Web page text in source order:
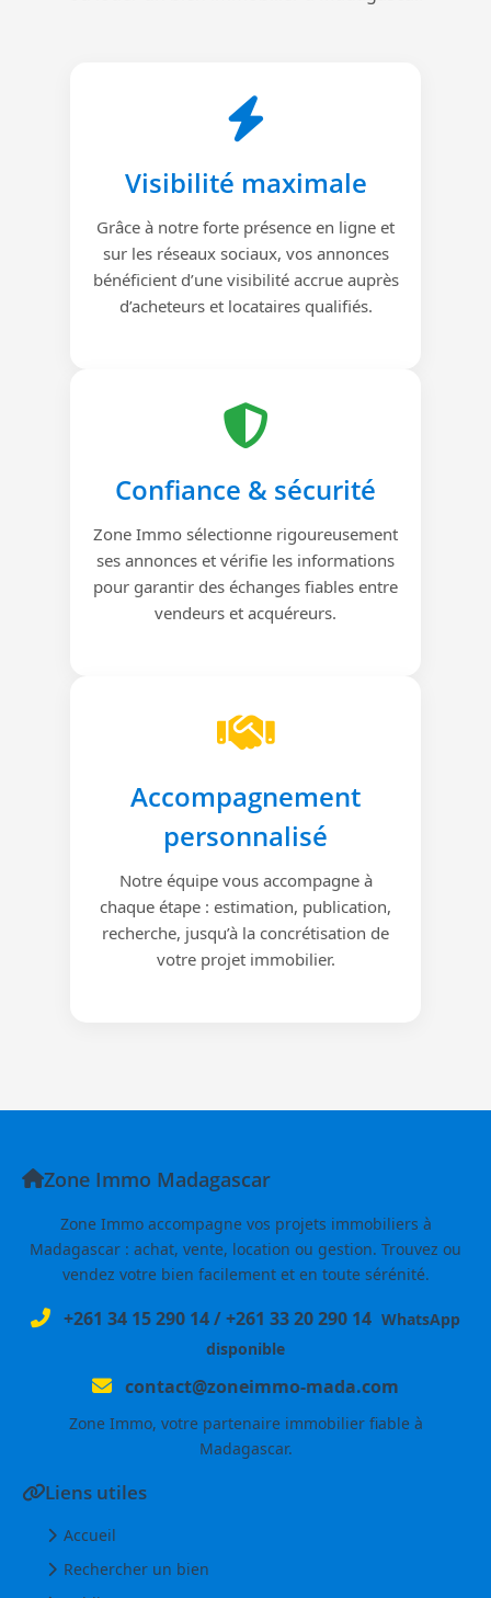
Visibilité maximale
Grâce à notre forte présence en ligne et
sur les réseaux sociaux, vos annonces
bénéficient d’une visibilité accrue auprès
d’acheteurs et locataires qualifiés.
Confiance & sécurité
Zone Immo sélectionne rigoureusement
ses annonces et vérifie les informations
pour garantir des échanges fiables entre
vendeurs et acquéreurs.
Accompagnement
personnalisé
Notre équipe vous accompagne à
chaque étape : estimation, publication,
recherche, jusqu’à la concrétisation de
votre projet immobilier.
Zone Immo Madagascar
Zone Immo accompagne vos projets immobiliers à
Madagascar : achat, vente, location ou gestion. Trouvez ou
vendez votre bien facilement et en toute sérénité.
+261 34 15 290 14/+261 33 20 290 14 WhatsApp
disponible
contact@zoneimmo-mada.com
Zone Immo, votre partenaire immobilier fiable à
Madagascar.
Liens utiles
Accueil
Rechercher un bien